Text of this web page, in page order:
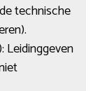
technische
Leidinggeven